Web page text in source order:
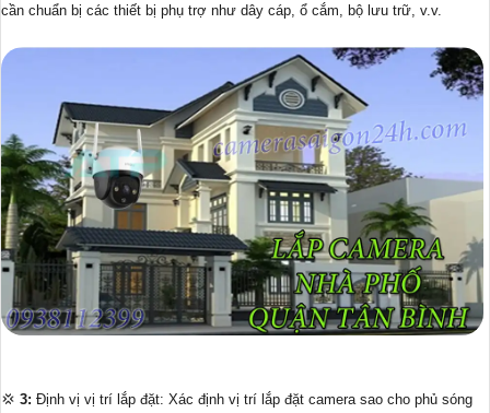
cần chuẩn bị các thiết bị phụ trợ như dây cáp, ổ cắm, bộ lưu trữ, v.v.
💢 3: Định vị vị trí lắp đặt: Xác định vị trí lắp đặt camera sao cho phủ sóng